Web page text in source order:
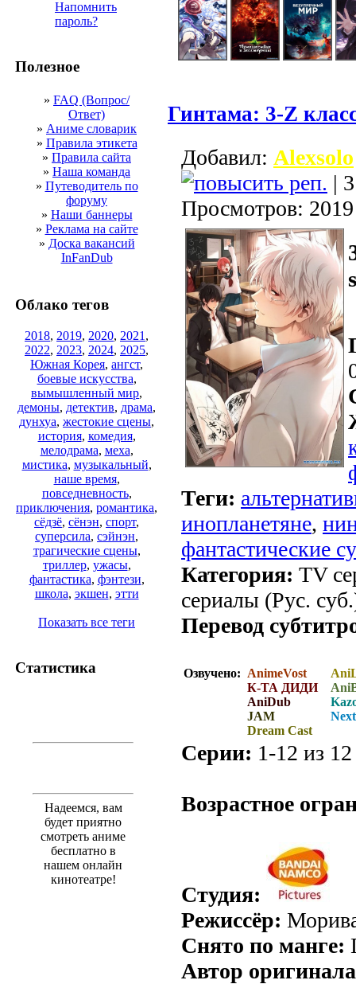
Напомнить
пароль?
Полезное
» FAQ (Вопрос/
Ответ)
» Аниме словарик
» Правила этикета
» Правила сайта
» Наша команда
» Путеводитель по
форуму
» Наши баннеры
» Реклама на сайте
» Доска вакансий
InFanDub
Облако тегов
2018, 2019, 2020, 2021 ,
2022, 2023, 2024, 2025,
Южная Корея, ангст,
боевые искусства,
вымышленный мир,
демоны, детектив, драма,
дунхуа, жестокие сцены,
история, комедия,
мелодрама, меха,
мистика, музыкальный,
наше время,
повседневность,
приключения, романтика,
сёдзё, сёнэн, спорт,
суперсила, сэйнэн,
трагические сцены,
триллер, ужасы,
фантастика, фэнтези,
школа, экшен, этти
Показать все теги
Статистика
Надеемся, вам
будет приятно
смотреть аниме
бесплатно в
нашем онлайн
кинотеатре!
Гинтама: 3-Z
Добавил: Alexsolo
|
Просмотров: 2019
Теги:
инопланетяне,
фантастические
Категория: TV
сериалы (Рус.
Перевод
Озвучено: AnimeVost
К-ТА ДИДИ
AniDub
JAM
Dream Cast
Серии: 1-12 из
Возрастное
Студия:
Режиссёр:
Снято по манге:
Автор